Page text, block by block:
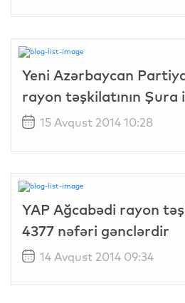
Yeni Azərbaycan
rayon təşkilatının Şura
15 Avqust 2014 10:28
YAP Ağcabədi rayon
4377 nəfəri gənclərdir
14 Avqust 2014 09:34